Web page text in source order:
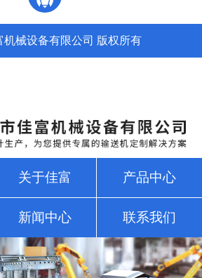
机械设备有限公司 版权所有
关于佳富 产品中心
新闻中心 联系我们